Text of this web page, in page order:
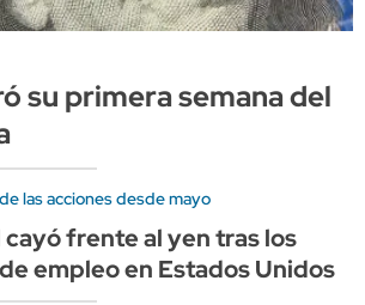
su primera semana del
las acciones desde mayo
frente al yen tras los
empleo en Estados Unidos